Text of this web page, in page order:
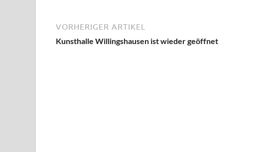
VORHERIGER ARTIKEL
Kunsthalle Willingshausen ist wieder geöffnet